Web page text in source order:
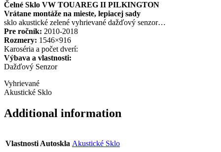
Čelné Sklo VW TOUAREG II PILKINGTON
Vrátane montáže na mieste, lepiacej sady
sklo akustické zelené vyhrievané dažďový senzor…
Pre ročník: 2010-2018
Rozmery: 1546×916
Karoséria a počet dverí:
Výbava a vlastnosti:
Dažďový Senzor
Vyhrievané
Akustické Sklo
Additional information
Vlastnosti Autoskla Akustické Sklo